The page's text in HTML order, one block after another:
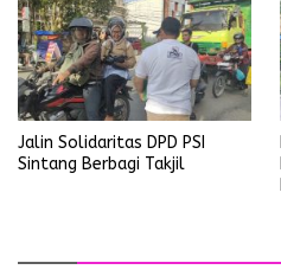
Jalin Solidaritas DPD PSI
Sintang Berbagi Takjil